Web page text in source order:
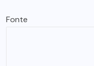
Fonte